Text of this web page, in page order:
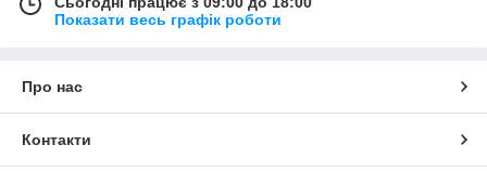
Показати весь графік роботи
Про нас
Контакти